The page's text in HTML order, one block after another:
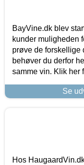
BayVine.dk blev
kunder muligheden
prøve de forskellige
behøver du derfor
samme vin. Klik her
Se
Hos